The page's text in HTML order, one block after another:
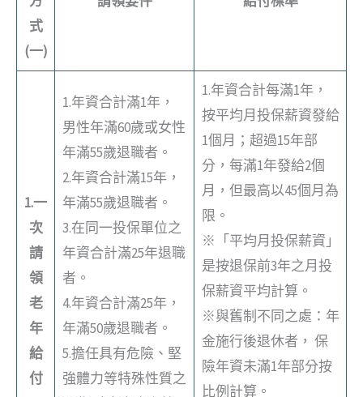
式
(一)
1.一
次
請
領
老
年
給
付
1.年資合計滿1年，
男性年滿60歲或女性
年滿55歲退職者。
2.年資合計滿15年，
年滿55歲退職者。
3.在同一投保單位之
年資合計滿25年退職
者。
4.年資合計滿25年，
年滿50歲退職者。
5.擔任具有危險、堅
強體力等特殊性質之
1.年資合計每滿1年，
按平均月投保薪資發給
1個月；超過15年部
分，每滿1年發給2個
月，但最高以45個月為
限。
※「平均月投保薪資」
是按退保前3年之月投
保薪資平均計算。
※與舊制不同之處：年
金施行後退休者， 保
險年資未滿1年部分按
比例計算。